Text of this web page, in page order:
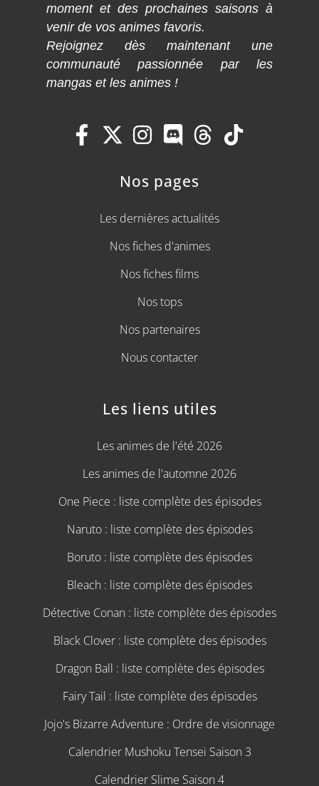
moment et des prochaines saisons à
venir de vos animes favoris.
Rejoignez dès maintenant une
communauté passionnée par les
mangas et les animes !
Nos pages
Les dernières actualités
Nos fiches d'animes
Nos fiches films
Nos tops
Nos partenaires
Nous contacter
Les liens utiles
Les animes de l'été 2026
Les animes de l'automne 2026
One Piece : liste complète des épisodes
Naruto : liste complète des épisodes
Boruto : liste complète des épisodes
Bleach : liste complète des épisodes
Détective Conan : liste complète des épisodes
Black Clover : liste complète des épisodes
Dragon Ball : liste complète des épisodes
Fairy Tail : liste complète des épisodes
Jojo's Bizarre Adventure : Ordre de visionnage
Calendrier Mushoku Tensei Saison 3
Calendrier Slime Saison 4